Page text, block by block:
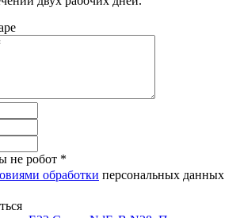
не робот *
обработки персональных данных